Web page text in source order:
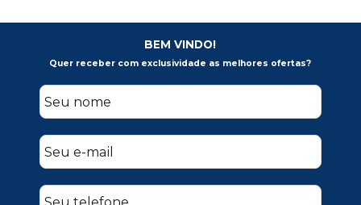
BEM VINDO!
Quer receber com exclusividade as melhores ofertas?